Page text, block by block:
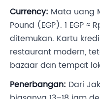
Currency: Mata uang
Pound (EGP). 1 EGP ≈
ditemukan. Kartu
restaurant modern,
bazaar dan tempat
Penerbangan: Dari